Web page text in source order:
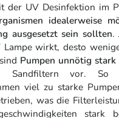
der UV Desinfektion im
idealerweise
ausgesetzt sein sollten.
wirkt, desto
Pumpen unnötig stark
Sandfiltern vor. So
viel zu starke
was die
stark